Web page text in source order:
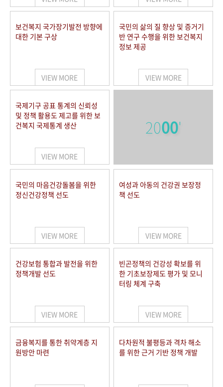
보건복지 국가장기발전 방향에
대한 기본 구상
VIEW MORE
국민의 삶의 질 향상 및 증거기
반 연구 수행을 위한 보건복지
정보 제공
VIEW MORE
국제기구 공표 통계의 신뢰성
및 정책 활용도 제고를 위한 보
건복지 국제통계 생산
VIEW MORE
2000'
국민의 마음건강돌봄을 위한
정신건강정책 선도
VIEW MORE
여성과 아동의 건강권 보장정
책 선도
VIEW MORE
건강보험 통합과 발전을 위한
정책개발 선도
VIEW MORE
빈곤정책의 건강성 확보를 위
한 기초보장제도 평가 및 모니
터링 체계 구축
VIEW MORE
금융복지를 통한 취약계층 지
원방안 마련
다차원적 불평등과 격차 해소
를 위한 근거 기반 정책 개발